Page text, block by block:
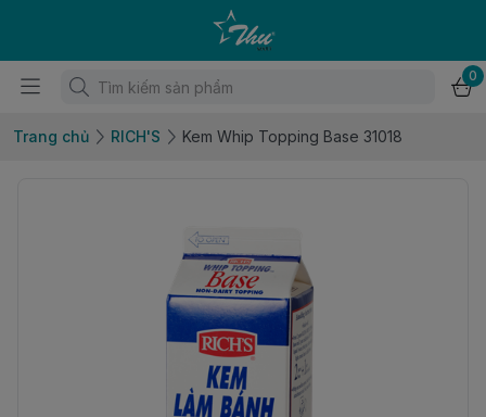
0
Trang chủ RICH'S Kem Whip Topping Base 31018